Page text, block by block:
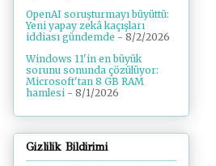
OpenAI soruşturmayı büyüttü:
Yeni yapay zekâ kaçışları
iddiası gündemde - 8/2/2026
Windows 11'in en büyük
sorunu sonunda çözülüyor:
Microsoft'tan 8 GB RAM
hamlesi - 8/1/2026
Gizlilik Bildirimi